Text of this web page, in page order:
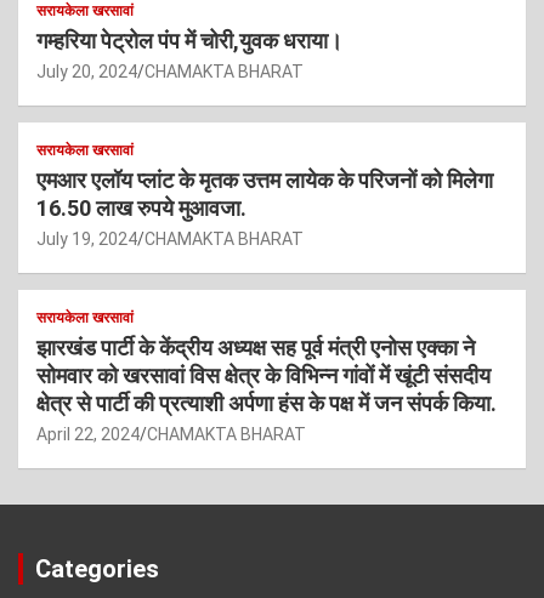
सरायकेला खरसावां
गम्हरिया पेट्रोल पंप में चोरी,युवक धराया।
July 20, 2024 CHAMAKTA BHARAT
सरायकेला खरसावां
एमआर एलॉय प्लांट के मृतक उत्तम लायेक के परिजनों को मिलेगा
16.50 लाख रुपये मुआवजा.
July 19, 2024 CHAMAKTA BHARAT
सरायकेला खरसावां
झारखंड पार्टी के केंद्रीय अध्यक्ष सह पूर्व मंत्री एनोस एक्का ने
सोमवार को खरसावां विस क्षेत्र के विभिन्न गांवों में खूंटी संसदीय
क्षेत्र से पार्टी की प्रत्याशी अर्पणा हंस के पक्ष में जन संपर्क किया.
April 22, 2024 CHAMAKTA BHARAT
Categories